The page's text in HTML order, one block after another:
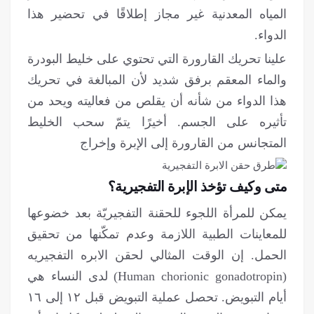
المياه المعدنية غير مجاز إطلاقًا في تحضير هذا
الدواء.
علينا تحريك القارورة التي تحتوي على خليط البودرة
والماء المعقم برفق شديد لأن المبالغة في تحريك
هذا الدواء من شأنه أن يقلص من فعاليته ويحد من
تأثيره على الجسم. أخيرًا يتمّ سحب الخليط
المتجانس من القارورة إلى الإبرة وإخراج
متى وكيف تؤخذ الإبرة التفجيرية؟
يمكن للمرأة اللجوء للحقنة التفجيريّة بعد خضوعها
للمعاينات الطبية اللازمة وعدم تمكّنها من تحقيق
الحمل. إن الوقت المثالي لحقن الابره التفجيريه
(Human chorionic gonadotropin) لدى النساء هي
أيام التبويض. تحصل عملية التبويض قبل ١٢ إلى ١٦